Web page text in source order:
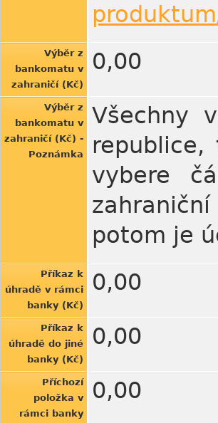
Výběr z
bankomatu v
zahraničí (Kč)
0,00
Výběr z
bankomatu v
zahraničí (Kč) -
Poznámka
Všechny
vybere
potom je
Příkaz k
úhradě v rámci
banky (Kč)
0,00
Příkaz k
úhradě do jiné
banky (Kč)
0,00
Příchozí
položka v
rámci banky
0,00